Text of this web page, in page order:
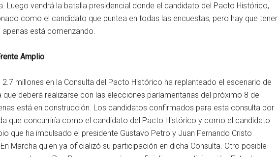
Luego vendrá la batalla presidencial donde el candidato del Pacto Histórico,
como el candidato que puntea en todas las encuestas, pero hay que tener
está comenzando.
Amplio
millones en la Consulta del Pacto Histórico ha replanteado el escenario de
que deberá realizarse con las elecciones parlamentarias del próximo 8 de
está en construcción. Los candidatos confirmados para esta consulta por
que concurriría como el candidato del Pacto Histórico y como el candidato
que ha impulsado el presidente Gustavo Petro y Juan Fernando Cristo
Marcha quien ya oficializó su participación en dicha Consulta. Otro posible